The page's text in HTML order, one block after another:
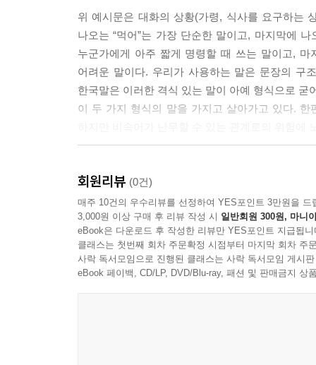
의문이 생겼으며 화려한 미장센을 사용한 영화
는 방식과 태도를 되짚어 보게 된다.
--- 「서채연, 〈광장 고르기〉」 중에서
위 예시문은 대화의 상황(가령, 식사를 요구하는
나오는 “먹어”는 가장 단순한 말이고, 마지막에
누군가에게 아주 짧게 명령할 때 쓰는 말이고,
어려운 말이다. 우리가 사용하는 말은 문장의 구
한국말은 이러한 격식 있는 말이 아예 형식으로 굳
이 두 가지 형식의 말을 가지고 살아가고 있다.
생략해 상대방의 이름을 친근히 부르지만 약간의
적용하게 되면 “연두, 밥을 먹자”라고 말하게 된다.
『예의 있는 반말』은 새로운 언어의 가능성에 관
있는 열다섯 필진이 쓴 열일곱 편의 글이 우리가
수 있는지를 묻고 따지고 고민하는 데 기여하는 바
회원리뷰 (0건)
매주 10건의 우수리뷰를 선정하여 YES포인트 3만원을 드
3,000원 이상 구매 후 리뷰 작성 시 일반회원 300원, 마니
eBook은 다운로드 후 작성한 리뷰만 YES포인트 지급됩니
클래스는 첫번째 회차 주문확정 시점부터 마지막 회차 주
사락 독서모임으로 진행된 클래스는 사락 독서모임 게시
eBook 페이백, CD/LP, DVD/Blu-ray, 패션 및 판매금지 상